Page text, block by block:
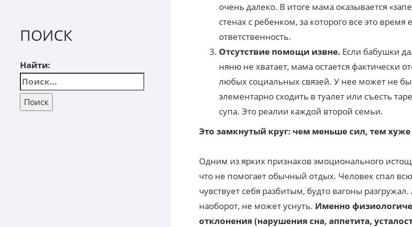
ПОИСК
Найти:
очень далеко. В итоге мама оказывается
стенах с ребенком, за которого все это
ответственность.
Отсутствие помощи извне. Если бабушки
няню не хватает, мама остается фактически
любых социальных связей. У нее может не
элементарно сходить в туалет или съесть
супа. Это реалии каждой второй семьи.
Это замкнутый круг: чем меньше сил, тем хуже
Одним из ярких признаков эмоционального
что не помогает обычный отдых. Человек спал
чувствует себя разбитым, будто вагоны
наоборот, не может уснуть. Именно
отклонения (нарушения сна, аппетита,